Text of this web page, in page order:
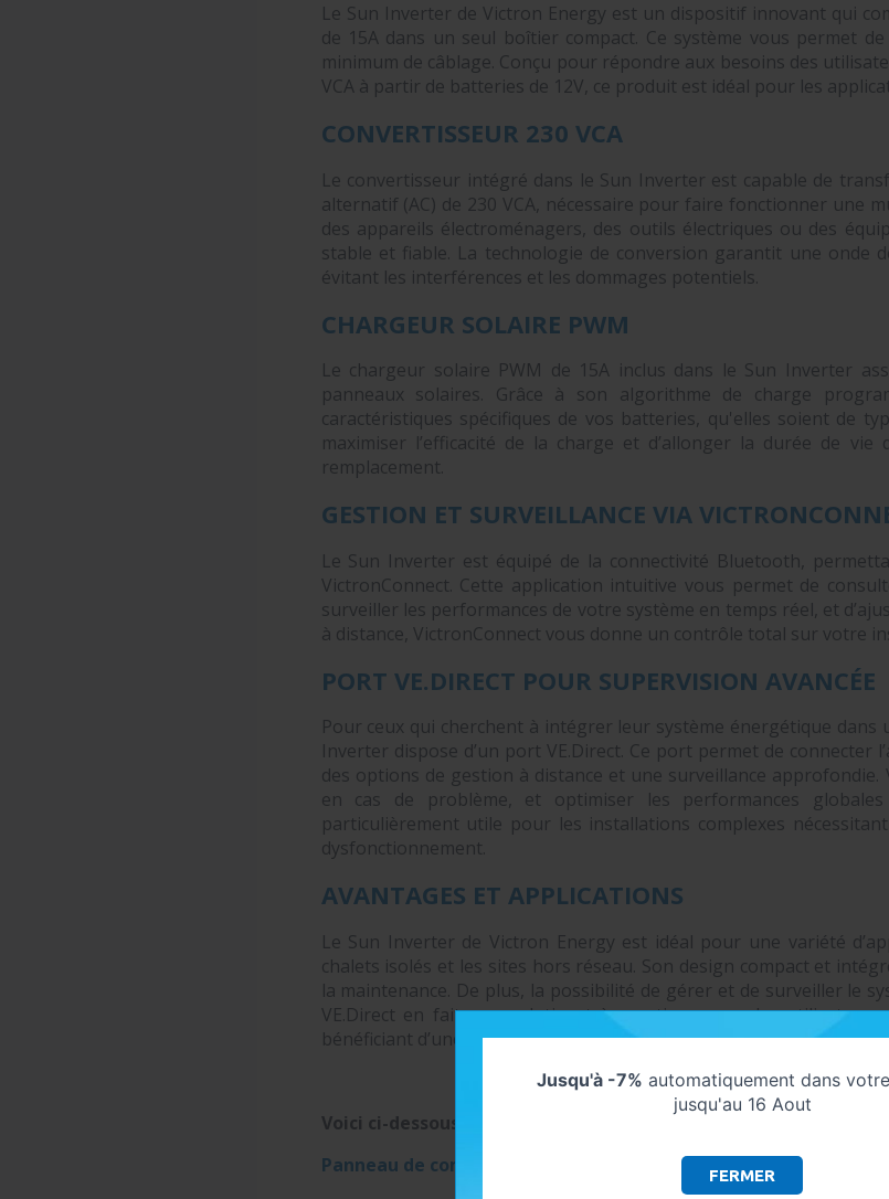
Le Sun Inverter de Victron Energy est un dispositif innovant qui
de 15A dans un seul boîtier compact. Ce système vous permet
minimum de câblage. Conçu pour répondre aux besoins des
VCA à partir de batteries de 12V, ce produit est idéal pour les
CONVERTISSEUR 230 VCA
Le convertisseur intégré dans le Sun Inverter est capable de
alternatif (AC) de 230 VCA, nécessaire pour faire fonctionner une
des appareils électroménagers, des outils électriques ou des
stable et fiable. La technologie de conversion garantit une onde
évitant les interférences et les dommages potentiels.
CHARGEUR SOLAIRE PWM
Le chargeur solaire PWM de 15A inclus dans le Sun Inverter
panneaux solaires. Grâce à son algorithme de charge
caractéristiques spécifiques de vos batteries, qu'elles soient de
maximiser l’efficacité de la charge et d’allonger la durée de
remplacement.
GESTION ET SURVEILLANCE VIA
Le Sun Inverter est équipé de la connectivité Bluetooth,
VictronConnect. Cette application intuitive vous permet de
surveiller les performances de votre système en temps réel, et
à distance, VictronConnect vous donne un contrôle total sur votre
PORT VE.DIRECT POUR SUPERVISION AVANCÉE
Pour ceux qui cherchent à intégrer leur système énergétique
Inverter dispose d’un port VE.Direct. Ce port permet de
des options de gestion à distance et une surveillance
en cas de problème, et optimiser les performances
particulièrement utile pour les installations complexes
dysfonctionnement.
AVANTAGES ET APPLICATIONS
Le Sun Inverter de Victron Energy est idéal pour une variété
chalets isolés et les sites hors réseau. Son design compact et
la maintenance. De plus, la possibilité de gérer et de surveiller le
VE.Direct en fait une solution très pratique pour les
bénéficiant d’une source d’énergie fiable et renouvelable.
Voici ci-dessous la liste des produits nécessaires au bon
Panneau de commande à distance VE.Direct du convertisseur
Jusqu'à -7% automatiquement dans
jusqu'au 16 Aout
FERMER